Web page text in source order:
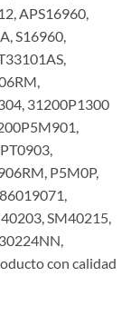
APS16960,
S16960,
31200P1300
P5M0P,
SM40215,
con calidad